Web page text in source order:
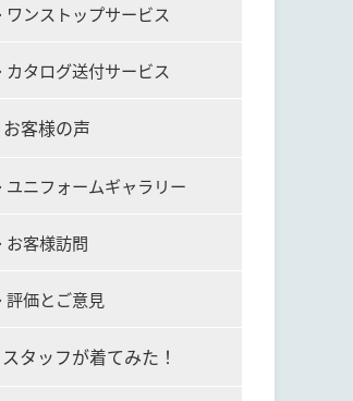
ワンストップサービス
カタログ送付サービス
お客様の声
ユニフォームギャラリー
お客様訪問
評価とご意見
スタッフが着てみた！